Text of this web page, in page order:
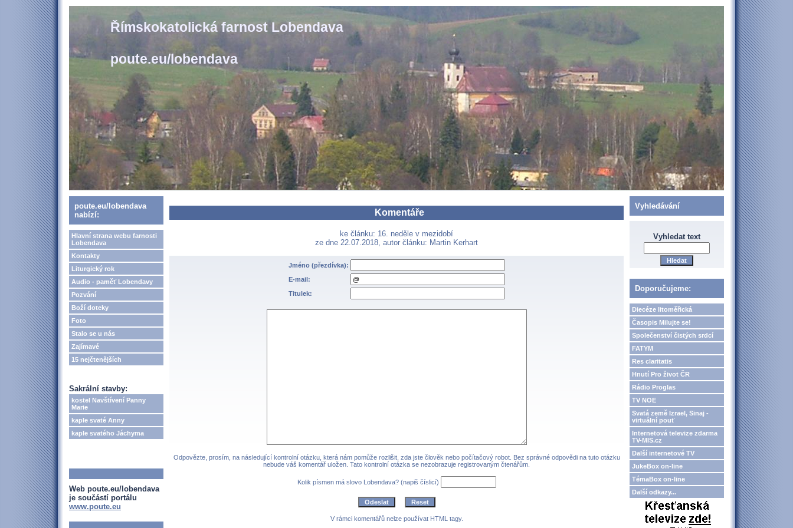
Římskokatolická farnost Lobendava
poute.eu/lobendava
poute.eu/lobendava
nabízí:
Hlavní strana webu farnosti
Lobendava
Kontakty
Liturgický rok
Audio - paměť Lobendavy
Pozvání
Boží doteky
Foto
Stalo se u nás
Zajímavé
15 nejčtenějších
Sakrální stavby:
kostel Navštívení Panny
Marie
kaple svaté Anny
kaple svatého Jáchyma
Web poute.eu/lobendava
je součástí portálu
www.poute.eu
Komentáře
ke článku: 16. neděle v mezidobí
ze dne 22.07.2018, autor článku: Martin Kerhart
Jméno (přezdívka):
E-mail:
Titulek:
Odpovězte, prosím, na následující kontrolní otázku, která nám pomůže rozlišit, zda jste člověk nebo počítačový robot. Bez správné odpovědi na tuto otázku
nebude váš komentář uložen. Tato kontrolní otázka se nezobrazuje registrovaným čtenářům.
Kolik písmen má slovo Lobendava? (napiš číslicí)
V rámci komentářů nelze používat HTML tagy.
Vyhledávání
Vyhledat text
Doporučujeme:
Diecéze litoměřická
Časopis Milujte se!
Společenství čistých srdcí
FATYM
Res claritatis
Hnutí Pro život ČR
Rádio Proglas
TV NOE
Svatá země Izrael, Sinaj -
virtuální pouť
Internetová televize zdarma
TV-MIS.cz
Další internetové TV
JukeBox on-line
TémaBox on-line
Další odkazy...